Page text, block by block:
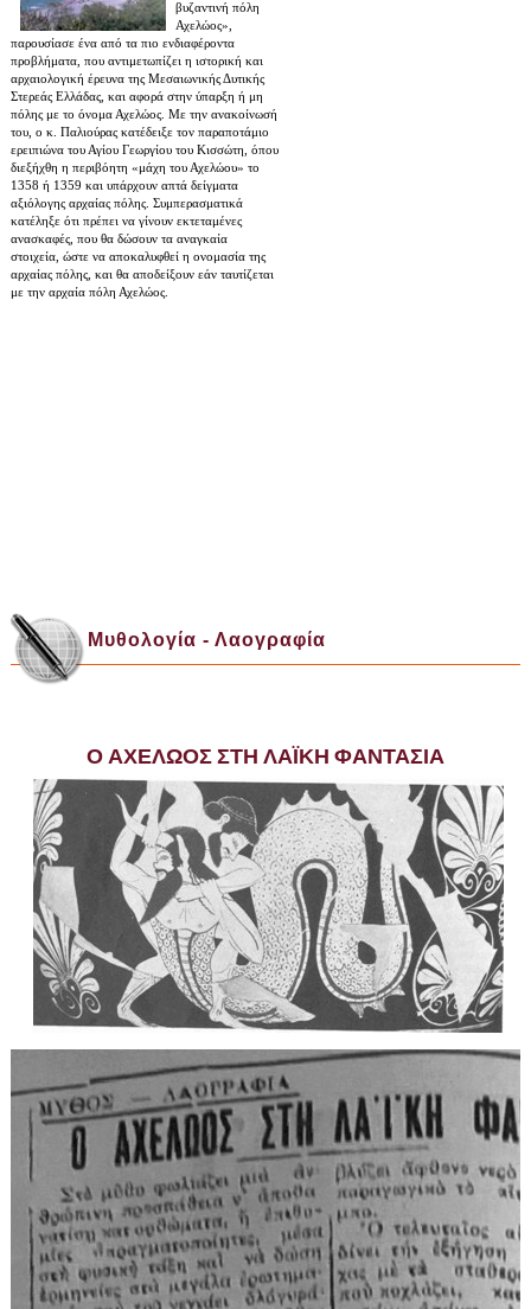
βυζαντινή πόλη
Αχελώος»,
παρουσίασε ένα από τα πιο ενδιαφέροντα
προβλήματα, που αντιμετωπίζει η ιστορική και
αρχαιολογική έρευνα της Μεσαιωνικής Δυτικής
Στερεάς Ελλάδας, και αφορά στην ύπαρξη ή μη
πόλης με το όνομα Αχελώος. Με την ανακοίνωσή
του, ο κ. Παλιούρας κατέδειξε τον παραποτάμιο
ερειπιώνα του Αγίου Γεωργίου του Κισσώτη, όπου
διεξήχθη η περιβόητη «μάχη του Αχελώου» το
1358 ή 1359 και υπάρχουν απτά δείγματα
αξιόλογης αρχαίας πόλης. Συμπερασματικά
κατέληξε ότι πρέπει να γίνουν εκτεταμένες
ανασκαφές, που θα δώσουν τα αναγκαία
στοιχεία, ώστε να αποκαλυφθεί η ονομασία της
αρχαίας πόλης, και θα αποδείξουν εάνταυτίζεται
με την αρχαία πόλη Αχελώος.
Μυθολογία - Λαογραφία
Ο ΑΧΕΛΩΟΣ ΣΤΗ ΛΑΪΚΗ ΦΑΝΤΑΣΙΑ